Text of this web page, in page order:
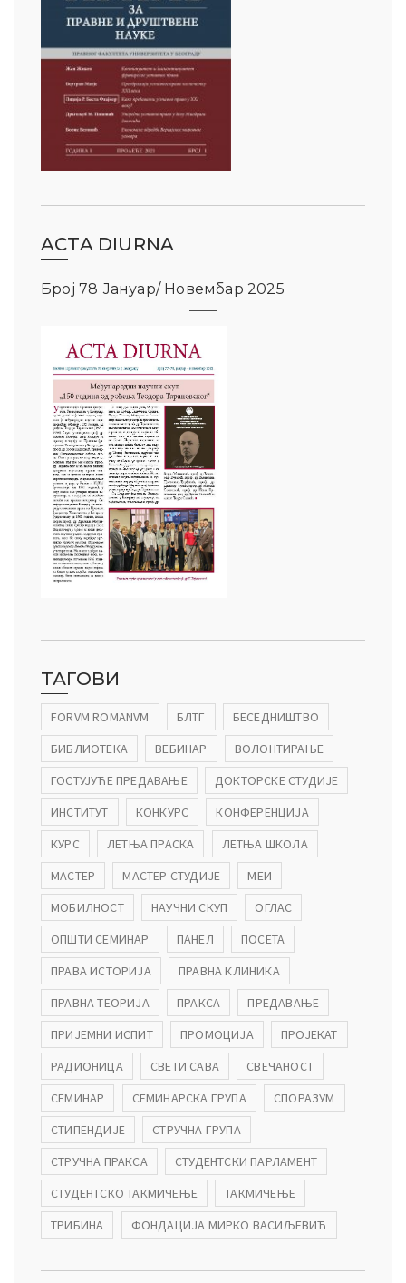
ACTA DIURNA
Број 78 Јануар/ Новембар 2025
ТАГОВИ
FORVM ROMANVM БЛТГ
БЕСЕДНИШТВО
БИБЛИОТЕКА
ВЕБИНАР
ВОЛОНТИРАЊЕ
ГОСТУЈУЋЕ ПРЕДАВАЊЕ
ДОКТОРСКЕ СТУДИЈЕ
ИНСТИТУТ
КОНКУРС
КОНФЕРЕНЦИЈА
КУРС
ЛЕТЊА ПРАСКА
ЛЕТЊА ШКОЛА
МАСТЕР
МАСТЕР СТУДИЈЕ
МЕИ
МОБИЛНОСТ
НАУЧНИ СКУП
ОГЛАС
ОПШТИ СЕМИНАР
ПАНЕЛ
ПОСЕТА
ПРАВА ИСТОРИЈА
ПРАВНА КЛИНИКА
ПРАВНА ТЕОРИЈА
ПРАКСА
ПРЕДАВАЊЕ
ПРИЈЕМНИ ИСПИТ
ПРОМОЦИЈА
ПРОЈЕКАТ
РАДИОНИЦА
СВЕТИ САВА
СВЕЧАНОСТ
СЕМИНАР
СЕМИНАРСКА ГРУПА
СПОРАЗУМ
СТИПЕНДИЈЕ
СТРУЧНА ГРУПА
СТРУЧНА ПРАКСА
СТУДЕНТСКИ ПАРЛАМЕНТ
СТУДЕНТСКО ТАКМИЧЕЊЕ
ТАКМИЧЕЊЕ
ТРИБИНА
ФОНДАЦИЈА МИРКО ВАСИЉЕВИЋ
Пословања” – Догађаји